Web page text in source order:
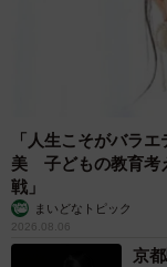
たりするけれど、
それを見て「私も
生きづらい部分が
らしく生きよう」
髪の毛を食べられ
時にじゃれて「あ
よし。とにかく猫
「人生こそがバラ
美 子どもの教育考
戦」
まいどなトピック
2026.08.06
京